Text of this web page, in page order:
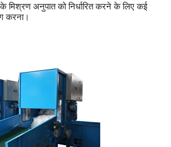
मिश्रण अनुपात को निर्धारित करने के लिए कई
करना।